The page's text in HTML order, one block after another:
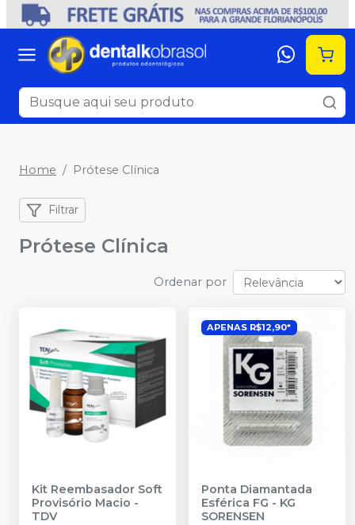
Home Prótese Clínica
Filtrar
Prótese Clínica
Ordenar por
Kit Reembasador Soft
Provisório Macio -
TDV
APENAS R$12,90*
Ponta Diamantada
Esférica FG - KG
SORENSEN